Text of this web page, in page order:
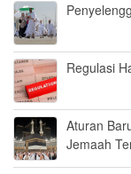
Regulasi
Aturan
Jemaah